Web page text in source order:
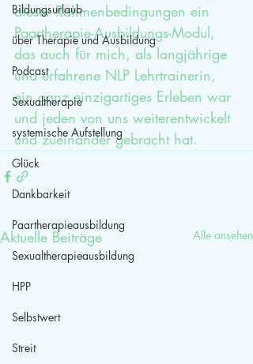
Bildungsurlaub
über Therapie und Ausbildung
Podcast
Sexualtherapie
systemische Aufstellung
Glück
Dankbarkeit
Paartherapieausbildung
Sexualtherapieausbildung
HPP
Selbstwert
Streit
dieser Rahmenbedingungen ein
Paartherapie-Ausbildungs-Modul,
das auch für mich, als langjährige
und erfahrene NLP Lehrtrainerin,
ein ganz einzigartiges Erleben war
und jeden von uns weiterentwickelt
und zueinander gebracht hat.
Aktuelle Beiträge Alle ansehen